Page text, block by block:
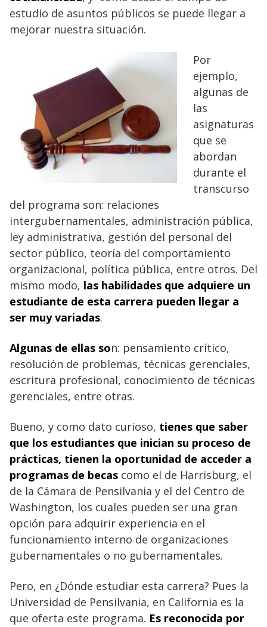
estudio de asuntos públicos se puede llegar a
mejorar nuestra situación.
Por
ejemplo,
algunas de
las
asignaturas
que se
abordan
durante el
transcurso
del programa son: relaciones
intergubernamentales, administración pública,
ley administrativa, gestión del personal del
sector público, teoría del comportamiento
organizacional, política pública, entre otros. Del
mismo modo, las habilidades que adquiere un
estudiante de esta carrera pueden llegar a
ser muy variadas.
Algunas de ellas son: pensamiento crítico,
resolución de problemas, técnicas gerenciales,
escritura profesional, conocimiento de técnicas
gerenciales, entre otras.
Bueno, y como dato curioso, tienes que saber
que los estudiantes que inician su proceso de
prácticas, tienen la oportunidad de acceder a
programas de becas como el de Harrisburg, el
de la Cámara de Pensilvania y el del Centro de
Washington, los cuales pueden ser una gran
opción para adquirir experiencia en el
funcionamiento interno de organizaciones
gubernamentales o no gubernamentales.
Pero, en ¿Dónde estudiar esta carrera? Pues la
Universidad de Pensilvania, en California es la
que oferta este programa. Es reconocida por